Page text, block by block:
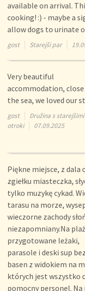
available on arrival.
cooking! :) - maybe a
allow dogs to urinate
gost Starejši par
Very beautiful
accommodation,
the sea, we loved our
gost
Družina s starejšimi
otroki
07.09.2025
Piękne miejsce, z dala
zgiełku miasteczka,
tylko muzykę cykad.
tarasu na morze,
wieczorne zachody
niezapomniany.Na
przygotowane leżaki,
parasole i deski sup
basen z widokiem na
których jest wszystko
pomocny personel.